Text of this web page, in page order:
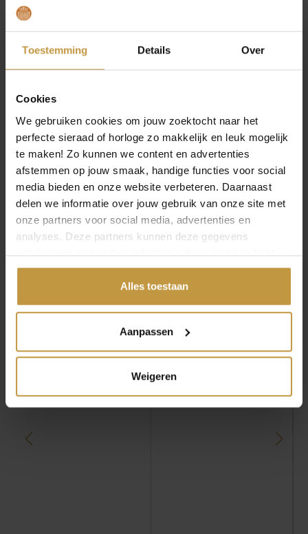
Toestemming Details Over
Cookies
We gebruiken cookies om jouw zoektocht naar het
perfecte sieraad of horloge zo makkelijk en leuk mogelijk
te maken! Zo kunnen we content en advertenties
afstemmen op jouw smaak, handige functies voor social
media bieden en onze website verbeteren. Daarnaast
delen we informatie over jouw gebruik van onze site met
onze partners voor social media, advertenties en
analyses. Deze partners kunnen deze gegevens
combineren met andere informatie die je met hen hebt
gedeeld of die ze hebben verzameld via jouw gebruik van
Alles toestaan
Aanpassen
Weigeren
GRATIS verzekerde verzending in Nederland.
Specificaties
Over Prisma Horloges
MEER VAN PRISMA HORLOGES
PRISMA HORLOGE
TITANIUM LEER
Direct leverbaar, 1
werkdag
PRISMA HORLOGE
P1407 HEREN
TITANIUM LEER ZWART
Direct leverbaar, 1